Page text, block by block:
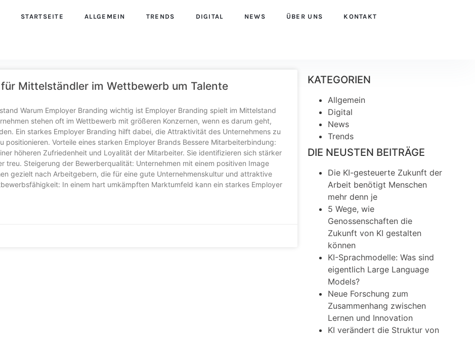
STARTSEITE ALLGEMEIN TRENDS DIGITAL NEWS ÜBER UNS KONTAKT
Mittelständler im Wettbewerb um Talente
Warum Employer Branding wichtig ist Employer Branding spielt im Mittelstand
stehen oft im Wettbewerb mit größeren Konzernen, wenn es darum geht,
Ein starkes Employer Branding hilft dabei, die Attraktivität des Unternehmens zu
Vorteile eines starken Employer Brands Bessere Mitarbeiterbindung:
höheren Zufriedenheit und Loyalität der Mitarbeiter. Sie identifizieren sich stärker
treu. Steigerung der Bewerberqualität: Unternehmen mit einem positiven Image
gezielt nach Arbeitgebern, die für eine gute Unternehmenskultur und attraktive
In einem hart umkämpften Marktumfeld kann ein starkes Employer
KATEGORIEN
Allgemein
Digital
News
Trends
DIE NEUSTEN BEITRÄGE
Die KI-gesteuerte Zukunft der
Arbeit benötigt Menschen
mehr denn je
5 Wege, wie
Genossenschaften die
Zukunft von KI gestalten
können
KI-Sprachmodelle: Was sind
eigentlich Large Language
Models?
Neue Forschung zum
Zusammenhang zwischen
Lernen und Innovation
KI verändert die Struktur von